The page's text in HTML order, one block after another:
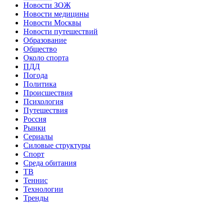
Новости ЗОЖ
Новости медицины
Новости Москвы
Новости путешествий
Образование
Общество
Около спорта
ПДД
Погода
Политика
Происшествия
Психология
Путешествия
Россия
Рынки
Сериалы
Силовые структуры
Спорт
Среда обитания
ТВ
Теннис
Технологии
Тренды